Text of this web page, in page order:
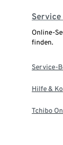
Online-
finden.
Service-
Hilfe &
Tchibo